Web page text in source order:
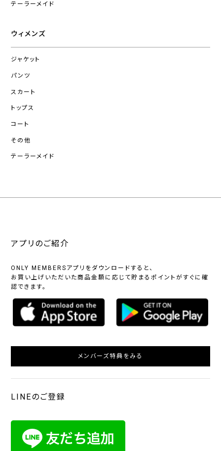
テーラーメイド
ウィメンズ
ジャケット
パンツ
スカート
トップス
コート
その他
テーラーメイド
アプリのご紹介
ONLY MEMBERSアプリをダウンロードすると、
お買い上げいただいた商品金額に応じて貯まるポイントがすぐに確
認できます。
メンバーズ特典をみる
LINEのご登録